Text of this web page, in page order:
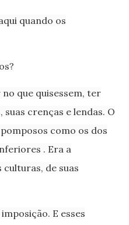
quando os
que quisessem, ter
suas crenças e lendas. O
como os dos
. Era a
de suas
E esses